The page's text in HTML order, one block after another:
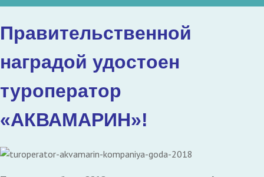
Правительственной
наградой удостоен
туроператор
«АКВАМАРИН»!